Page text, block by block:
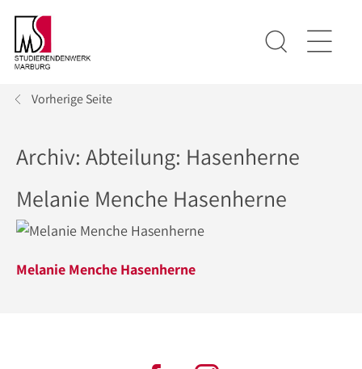
Vorherige Seite
Archiv: Abteilung: Hasenherne
Melanie Menche Hasenherne
Melanie Menche Hasenherne